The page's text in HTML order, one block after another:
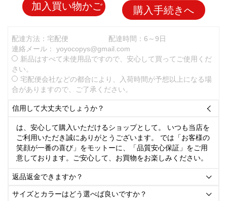
加入買い物かご 購入手続きへ
配達方法：宅配便
配達時間：6～9日
連絡メール： yoyocopys@gmail.com
新品はすべて未使用品ですので、安心して買ってご使用くだ
さい。
宅配便会社などの都合により、入荷時間が予想以上になる場
合がありますので、ご了承ください。
信用して大丈夫でしょうか？ 
は、安心して購入いただけるショップとして。 いつも当店を
ご利用いただき誠にありがとうございます。 では「お客様の
笑顔が一番の喜び」をモットーに、「品質安心保証」をご用
意しております。ご安心して、お買物をお楽しみください。
返品返金できますか？ 
サイズとカラーはどう選べば良いですか？ 